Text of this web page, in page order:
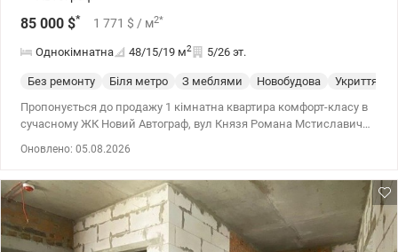
85 000 $* 1 771 $ / м2*
Однокімнатна 48/15/19 м2 5/26 эт.
Без ремонту Біля метро З меблями Новобудова Укриття
Пропонується до продажу 1 кімнатна квартира комфорт-класу в
сучасному ЖК Новий Автограф, вул Князя Романа Мстиславича,
поверсі / 26 пов будинку. Будинок, введен в експлуатацію,
дозволяє легко реалізувати сучасний дизайн під себе - велика
кухня-вітальня, окрема спальня та санвузол. Стан — після
забудовника, що дає можливість зробити ремонт під власний
стиль. Вхідна група хол - вестибюля мебльована з
Оновлено: 05.08.2026